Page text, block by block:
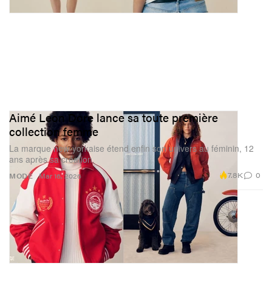
MODE
Aimé Leon Dore lance sa toute première
collection femme
La marque new-yorkaise étend enfin son univers au féminin, 12
ans après sa création.
Mar 16, 2026 7.8K 0